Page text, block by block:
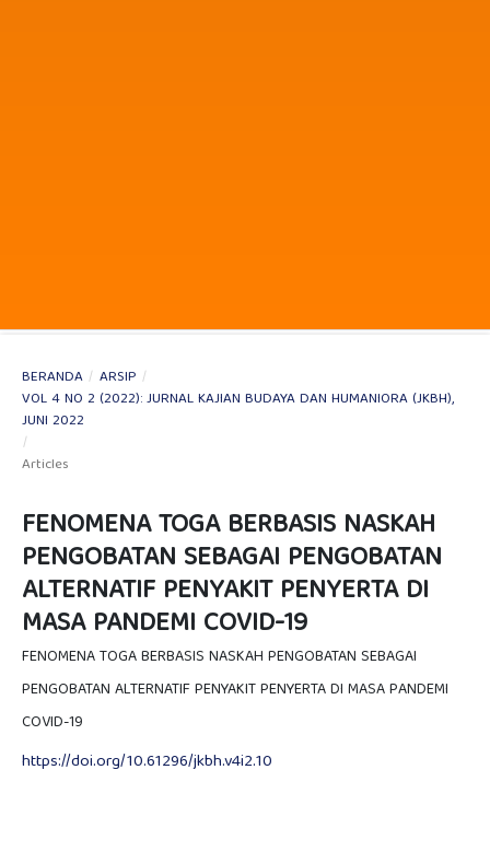
BERANDA / ARSIP /
VOL 4 NO 2 (2022): JURNAL KAJIAN BUDAYA DAN HUMANIORA (JKBH),
JUNI 2022
/
Articles
FENOMENA TOGA BERBASIS NASKAH
PENGOBATAN SEBAGAI PENGOBATAN
ALTERNATIF PENYAKIT PENYERTA DI
MASA PANDEMI COVID-19
FENOMENA TOGA BERBASIS NASKAH PENGOBATAN SEBAGAI
PENGOBATAN ALTERNATIF PENYAKIT PENYERTA DI MASA PANDEMI
COVID-19
https://doi.org/10.61296/jkbh.v4i2.10